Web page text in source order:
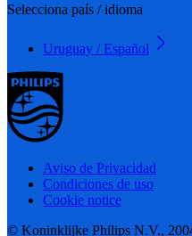
Selecciona país / idioma
Uruguay / Español
Aviso de Privacidad
Condiciones de uso
Cookie notice
© Koninklijke Philips N.V.,